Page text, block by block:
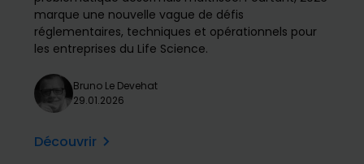
marque une nouvelle vague de défis
réglementaires, techniques et opérationnels pour
les entreprises du Life Science.
Bruno Le Devehat
29.01.2026
Découvrir